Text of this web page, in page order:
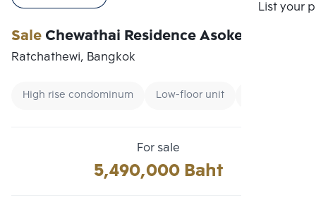
List your
SaleChewathai Residence Asoke
Ratchathewi, Bangkok
High rise condominum Low-floor unit
For sale
5,490,000 Baht